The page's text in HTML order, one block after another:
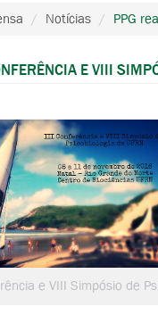
Notícias PPG
E VIII